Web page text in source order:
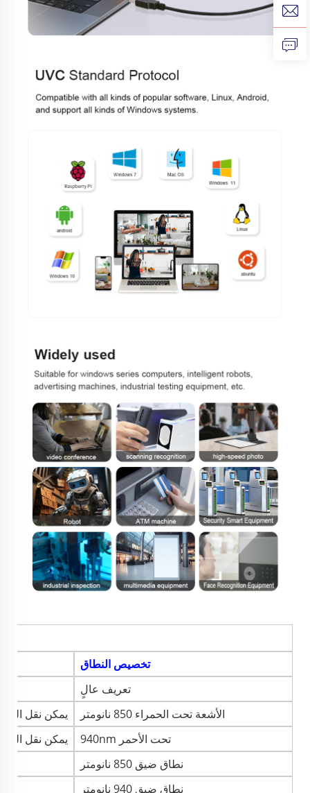
تخصيص النطاق
تعريف عالٍ
الأشعة تحت الحمراء 850 نانومتر
يمكن نقل الضوء المرئي وتحت
تحت الأحمر 940nm
يمكن نقل الضوء المرئي وتحت
نطاق ضيق 850 نانومتر
نطاق ضيق 940 نانومتر